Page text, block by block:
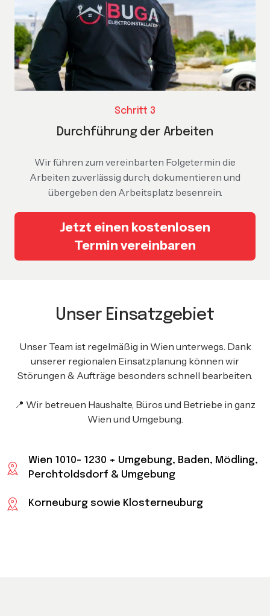
Schritt 3
Durchführung der Arbeiten
Wir führen zum vereinbarten Folgetermin die
Arbeiten zuverlässig durch, dokumentieren und
übergeben den Arbeitsplatz besenrein.
Jetzt einen kostenlosen
Termin vereinbaren
Unser Einsatzgebiet
Unser Team ist regelmäßig in Wien unterwegs. Dank
unserer regionalen Einsatzplanung können wir
Störungen & Aufträge besonders schnell bearbeiten.
📍 Wir betreuen Haushalte, Büros und Betriebe in ganz
Wien und Umgebung.
Wien 1010- 1230 + Umgebung, Baden, Mödling,
Perchtoldsdorf & Umgebung
Korneuburg sowie Klosterneuburg